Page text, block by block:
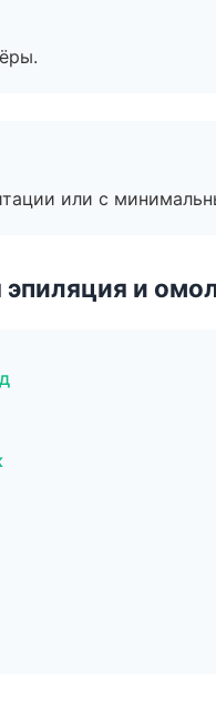
или с
и